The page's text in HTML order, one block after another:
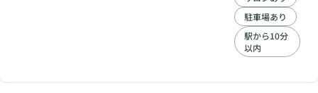
り、安心と信頼を勝
ち取って居る スプ
リングです。
駐車場あり
駅から10分
以内